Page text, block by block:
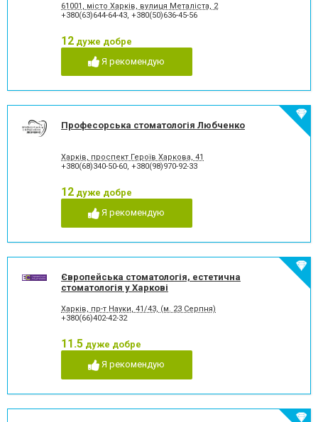
Пластини для виправлення
Пломбування зубів
Пломбування каналів
Пьезохірургія в стоматології
Підготовка до протезування
відновлення емалі
Хірургічне лікування зубів
Чистка зубів
Шинування зубів
61001, місто Харків, вулиця Металіста, 2
+380(63)644-64-43, +380(50)636-45-56
12 дуже добре
Я рекомендую
Професорська стоматологія Любченко
Харків, проспект Героїв Харкова, 41
+380(68)340-50-60, +380(98)970-92-33
12 дуже добре
Я рекомендую
Європейська стоматологія, естетична
стоматологія у Харкові
Харків, пр-т Науки, 41/43, (м. 23 Серпня)
+380(66)402-42-32
11.5 дуже добре
Я рекомендую